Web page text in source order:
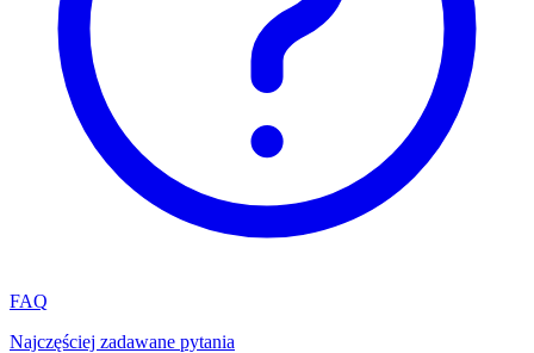
FAQ
Najczęściej zadawane pytania